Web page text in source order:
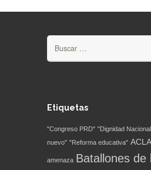
Etiquetas
"Congreso PRD" "Dignidad
nuevo" "Reforma educativa"
amenaza Batallones de